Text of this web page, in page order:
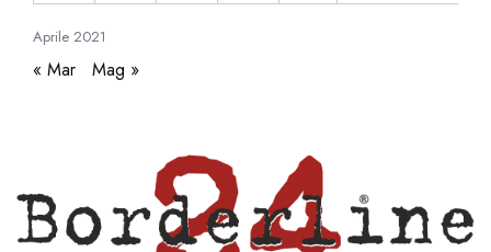
Aprile 2021
« Mar Mag »